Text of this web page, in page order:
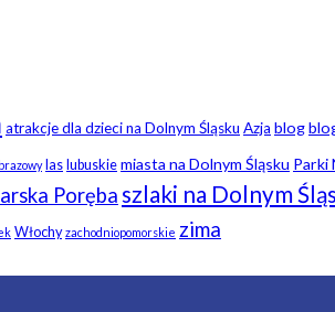
atrakcje dla dzieci na Dolnym Śląsku Azja blog
las lubuskie miasta na Dolnym Śląsku Parki
Porębaszlaki na Dolnym
Włochy zachodniopomorskie zima